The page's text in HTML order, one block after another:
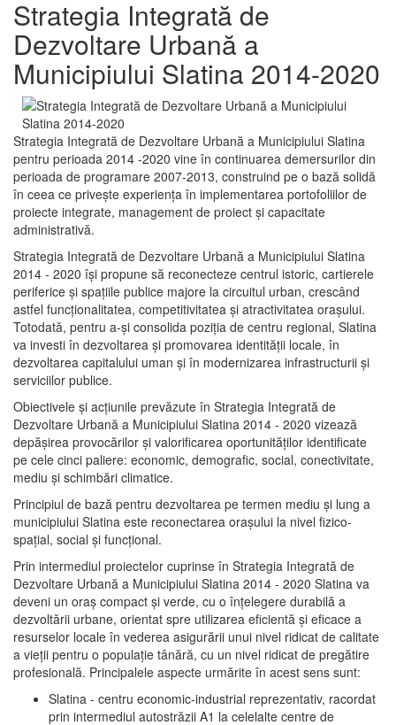
Strategia Integrată de
Dezvoltare Urbană a
Municipiului Slatina 2014-2020
Strategia Integrată de Dezvoltare Urbană a Municipiului Slatina
pentru perioada 2014 -2020 vine în continuarea demersurilor din
perioada de programare 2007-2013, construind pe o bază solidă
în ceea ce priveşte experienţa în implementarea portofoliilor de
proiecte integrate, management de proiect și capacitate
administrativă.
Strategia Integrată de Dezvoltare Urbană a Municipiului Slatina
2014 - 2020 își propune să reconecteze centrul istoric, cartierele
periferice şi spaţiile publice majore la circuitul urban, crescând
astfel funcţionalitatea, competitivitatea şi atractivitatea oraşului.
Totodată, pentru a-şi consolida poziţia de centru regional, Slatina
va investi în dezvoltarea şi promovarea identităţii locale, în
dezvoltarea capitalului uman şi în modernizarea infrastructurii şi
serviciilor publice.
Obiectivele şi acţiunile prevăzute în Strategia Integrată de
Dezvoltare Urbană a Municipiului Slatina 2014 - 2020 vizează
depășirea provocărilor şi valorificarea oportunităţilor identificate
pe cele cinci paliere: economic, demografic, social, conectivitate,
mediu şi schimbări climatice.
Principiul de bază pentru dezvoltarea pe termen mediu şi lung a
municipiului Slatina este reconectarea oraşului la nivel fizico-
spaţial, social şi funcţional.
Prin intermediul proiectelor cuprinse în Strategia Integrată de
Dezvoltare Urbană a Municipiului Slatina 2014 - 2020 Slatina va
deveni un oraş compact şi verde, cu o înţelegere durabilă a
dezvoltării urbane, orientat spre utilizarea eficientă şi eficace a
resurselor locale în vederea asigurării unui nivel ridicat de calitate
a vieţii pentru o populaţie tânără, cu un nivel ridicat de pregătire
profesională. Principalele aspecte urmărite în acest sens sunt:
Slatina - centru economic-industrial reprezentativ, racordat
prin intermediul autostrăzii A1 la celelalte centre de